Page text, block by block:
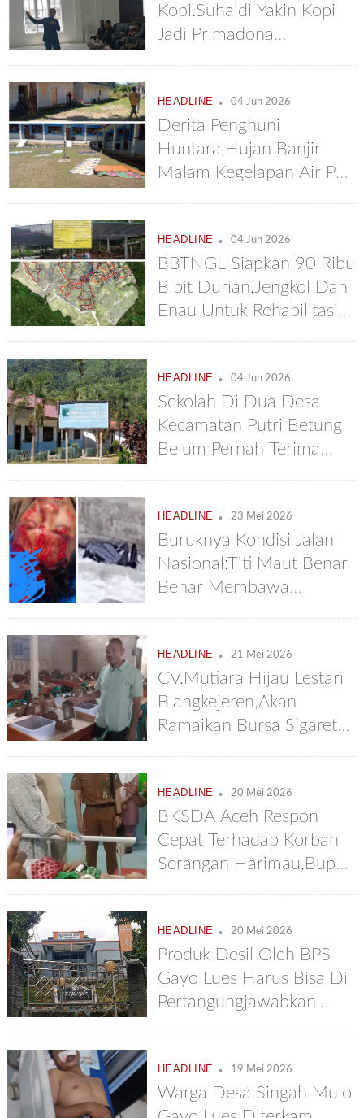
Kopi.Suhaidi Yakin Kopi
Jadi Primadona
Karim: Dibawah Pinus
Kopi Bisa Tumbuh
Dengan Baik
HEADLINE . 04 Jun 2026
Derita Penghuni
Huntara,Hujan Banjir
Malam Kegelapan Air Pun
HEADLINE . 04 Jun 2026
BBTNGL Siapkan 90 Ribu
Bibit Durian,Jengkol Dan
Enau Untuk Rehabilitasi
HEADLINE . 04 Jun 2026
Sekolah Di Dua Desa
Kecamatan Putri Betung
Belum Pernah Terima
HEADLINE . 23 Mei 2026
Buruknya Kondisi Jalan
Nasional:Titi Maut Benar
Benar Membawa
HEADLINE . 21 Mei 2026
CV.Mutiara Hijau Lestari
Blangkejeren,Akan
Ramaikan Bursa Sigaret
HEADLINE . 20 Mei 2026
BKSDA Aceh Respon
Cepat Terhadap Korban
Serangan Harimau,Bupati
HEADLINE . 20 Mei 2026
Produk Desil Oleh BPS
Gayo Lues Harus Bisa Di
Pertangungjawabkan
HEADLINE . 19 Mei 2026
Warga Desa Singah Mulo